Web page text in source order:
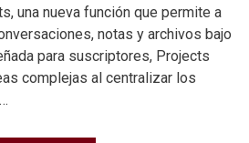
una nueva función que permite a
notas y archivos bajo
para suscriptores, Projects
complejas al centralizar los